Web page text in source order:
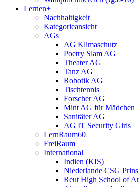
Lernen+
Nachhaltigkeit
Kategorieansicht
AGs
AG Klimaschutz
Poetry Slam AG
Theater AG
Tanz AG
Robotik AG
Tischtennis
Forscher AG
Mint AG für Mädchen
Sanitäter AG
AG IT Security Girls
LernRaum60
FreiRaum
International
Indien (KIS)
Niederlande CSG
Reut High School of